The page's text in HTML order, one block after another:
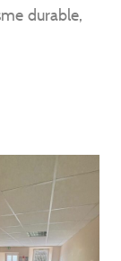
durable,